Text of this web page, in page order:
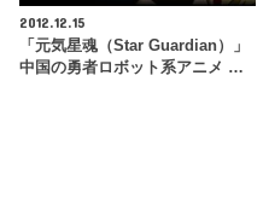
2012.12.15
「元気星魂（Star Guardian）」
中国の勇者ロボット系アニメ …